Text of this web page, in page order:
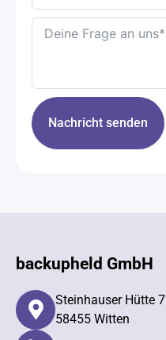
Nachricht senden
backupheld GmbH
Steinhauser Hütte 7
58455 Witten